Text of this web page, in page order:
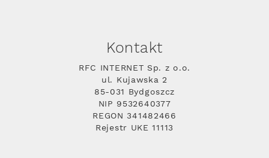
Kontakt
RFC INTERNET Sp. z o.o.
ul. Kujawska 2
85-031 Bydgoszcz
NIP 9532640377
REGON 341482466
Rejestr UKE 11113